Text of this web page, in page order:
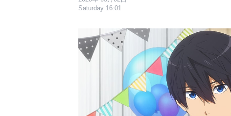
Saturday 16:01